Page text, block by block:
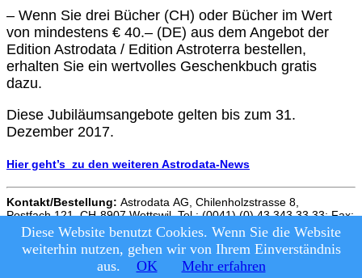
Diese Website benutzt Cookies. Wenn Sie die Website
weiterhin nutzen, gehen wir von Ihrem Einverständnis
aus.
OK Mehr erfahren
– Wenn Sie drei Bücher (CH) oder Bücher im Wert
von mindestens € 40.– (DE) aus dem Angebot der
Edition Astrodata / Edition Astroterra bestellen,
erhalten Sie ein wertvolles Geschenkbuch gratis
dazu.
Diese Jubiläumsangebote gelten bis zum 31.
Dezember 2017.
Hier geht’s zu den weiteren Astrodata-News
Kontakt/Bestellung: Astrodata AG, Chilenholzstrasse 8,
Postfach 121, CH-8907 Wettswil, Tel.: (0041) (0) 43 343 33 33; Fax:
(0041)(0) 43 343 33 43, E-Mail: info@astrodata.ch , Internet:
www.astrodata.com
© Astrologie Heute, 2026 | Datenschutz und Nutzungsbedingungen
Kontakt